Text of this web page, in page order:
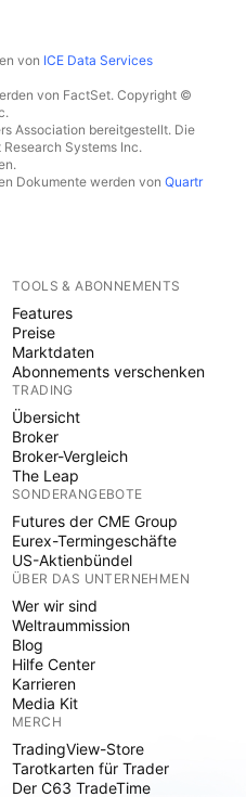
von ICE Data Services
von FactSet. Copyright ©
Association bereitgestellt. Die
Systems Inc.
Dokumente werden von Quartr
TOOLS & ABONNEMENTS
Features
Preise
Marktdaten
Abonnements verschenken
TRADING
Übersicht
Broker
Broker-Vergleich
The Leap
SONDERANGEBOTE
Futures der CME Group
Eurex-Termingeschäfte
US-Aktienbündel
ÜBER DAS UNTERNEHMEN
Wer wir sind
Weltraummission
Blog
Hilfe Center
Karrieren
Media Kit
MERCH
TradingView-Store
Tarotkarten für Trader
Der C63 TradeTime